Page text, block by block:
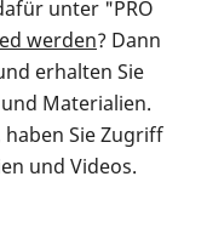
unter "PRO
werden? Dann
erhalten Sie
Materialien.
haben Sie Zugriff
und Videos.